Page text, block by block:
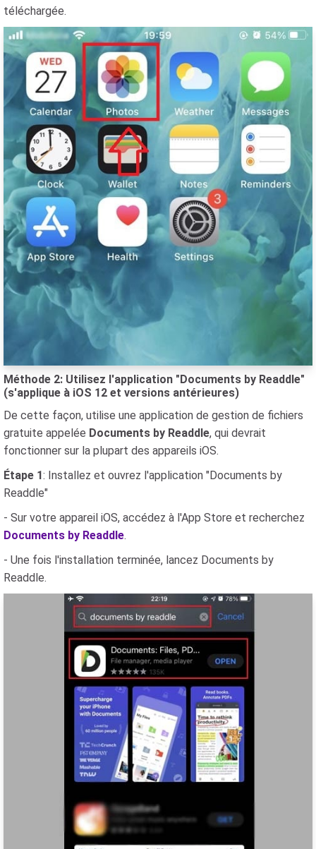
téléchargée.
Méthode 2: Utilisez l'application "Documents by Readdle"
(s'applique à iOS 12 et versions antérieures)
De cette façon, utilise une application de gestion de fichiers
gratuite appelée Documents by Readdle, qui devrait
fonctionner sur la plupart des appareils iOS.
Étape 1: Installez et ouvrez l'application "Documents by
Readdle"
- Sur votre appareil iOS, accédez à l'App Store et recherchez
Documents by Readdle.
- Une fois l'installation terminée, lancez Documents by
Readdle.